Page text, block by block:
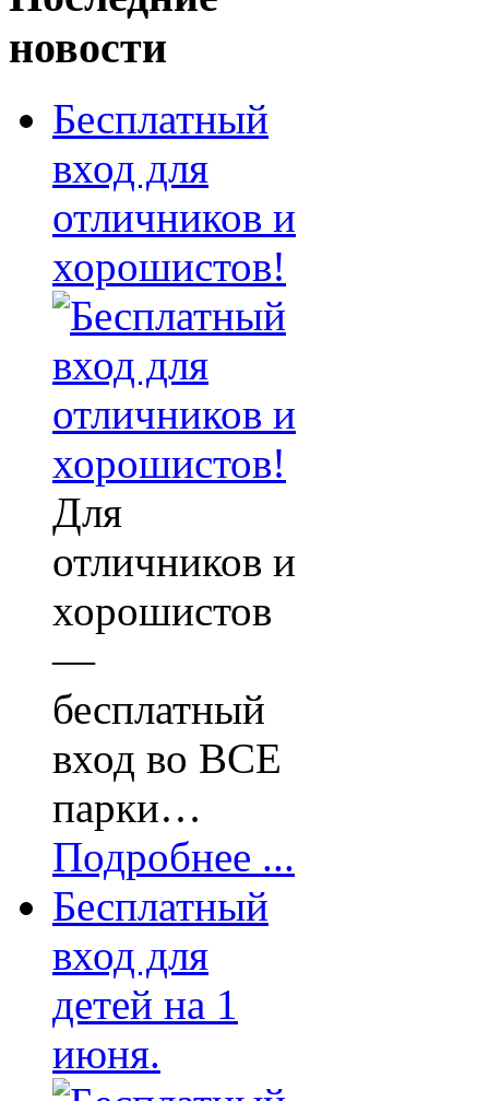
новости
Бесплатный
вход для
отличников и
хорошистов!
Для
отличников и
хорошистов
—
бесплатный
вход во ВСЕ
парки…
Подробнее ...
Бесплатный
вход для
детей на 1
июня.